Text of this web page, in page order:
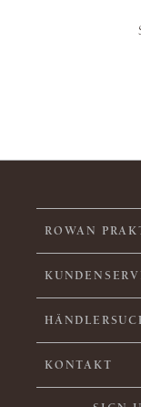
ROWAN
KONTAKT